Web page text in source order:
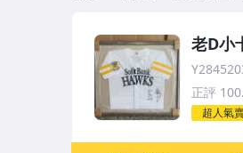
老D小
正評
超人氣